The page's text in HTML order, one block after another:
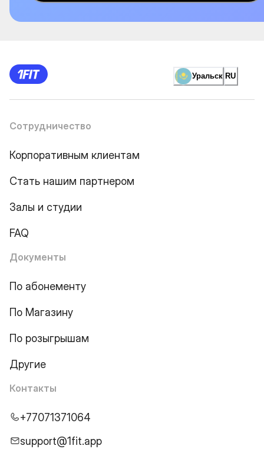
Уральск RU
Сотрудничество
Корпоративным клиентам
Стать нашим партнером
Залы и студии
FAQ
Документы
По абонементу
По Магазину
По розыгрышам
Другие
Контакты
+77071371064
support@1fit.app